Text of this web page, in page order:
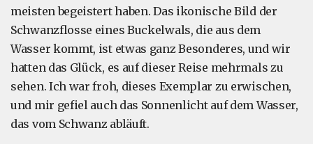
meisten begeistert haben. Das ikonische Bild der
Schwanzflosse eines Buckelwals, die aus dem
Wasser kommt, ist etwas ganz Besonderes, und wir
hatten das Glück, es auf dieser Reise mehrmals zu
sehen. Ich war froh, dieses Exemplar zu erwischen,
und mir gefiel auch das Sonnenlicht auf dem Wasser,
das vom Schwanz abläuft.